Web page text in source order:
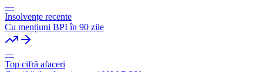
—
Insolvențe recente
Cu mențiuni BPI în 90 zile
—
Top cifră afaceri